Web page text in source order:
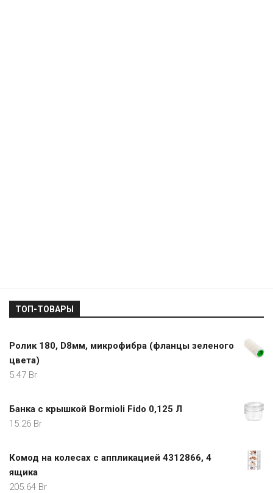
ТОП-ТОВАРЫ
Ролик 180, D8мм, микрофибра (фланцы зеленого
цвета)
5.47 Br
Банка с крышкой Bormioli Fido 0,125 Л
15.26 Br
Комод на колесах с аппликацией 4312866, 4
ящика
205.64 Br